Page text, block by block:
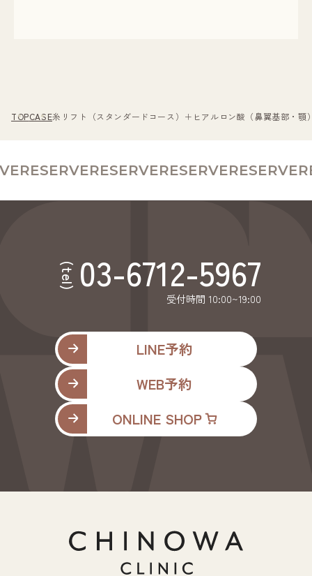
TOPCASE糸リフト（スタンダードコース）＋ヒアルロン酸（鼻翼基部
RESERVERESERVERESERVERESERVE
(tel) 03-6712-5967
受付時間 10:00~19:00
LINE予約
WEB予約
ONLINE SHOP